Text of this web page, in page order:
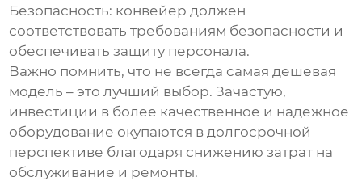
Безопасность: конвейер должен
соответствовать требованиям безопасности и
обеспечивать защиту персонала.
Важно помнить, что не всегда самая дешевая
модель – это лучший выбор. Зачастую,
инвестиции в более качественное и надежное
оборудование окупаются в долгосрочной
перспективе благодаря снижению затрат на
обслуживание и ремонты.